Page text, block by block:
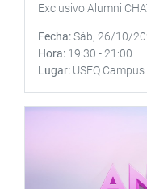
Exclusivo Alumni
Fecha Sáb, 26/10/
Hora 19:30 - 21:00
Lugar USFQ